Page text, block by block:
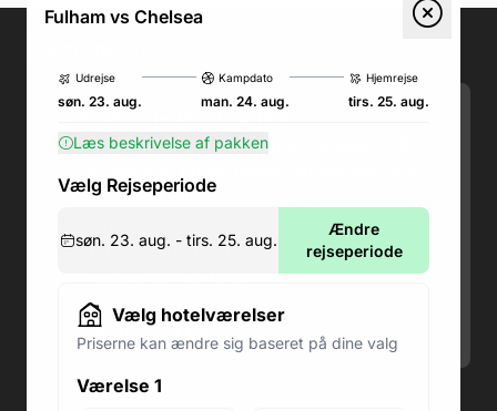
Fulham vs Chelsea
Udrejse
søn. 23. aug.
Kampdato
man. 24. aug.
Hjemrejse
tirs. 25. aug.
Læs beskrivelse af pakken
Vælg Rejseperiode
søn. 23. aug. - tirs. 25. aug.
Ændre
rejseperiode
Vælg hotelværelser
Priserne kan ændre sig baseret på dine valg
Værelse 1
Email:kundeservice@fodboldpakker.dk
Akuttelefon under rejsen: Nummeret står i
bunden af dit rejsedokument
Man-Ons: 09.00-18.00
Lørdag: 09.00-12.00
Søndag: Lukket
Adresse butik: Fodboldpakker ApS Rosendal 1C